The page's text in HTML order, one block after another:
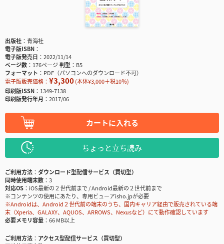
出版社
青海社
電子版ISBN
電子版発売日
2022/11/14
ページ数
176ページ判型
B5
フォーマット
PDF（パソコンへのダウンロード不可）
電子版販売価格： ¥3,300(本体¥3,000＋税10％)
印刷版ISSN
1349-7138
印刷版発行年月
2017/06
カートに入れる
ちょっと立ち読み
ご利用方法
ダウンロード型配信サービス（買切型）
同時使用端末数
3
対応OS
iOS最新の２世代前まで / Android最新の２世代前まで
※コンテンツの使用にあたり、専用ビューアisho.jpが必要
※Androidは、Android２世代前の端末のうち、国内キャリア経由で販売されている端
末（Xperia、GALAXY、AQUOS、ARROWS、Nexusなど）にて動作確認しています
必要メモリ容量
66 MB以上
ご利用方法
アクセス型配信サービス（買切型）